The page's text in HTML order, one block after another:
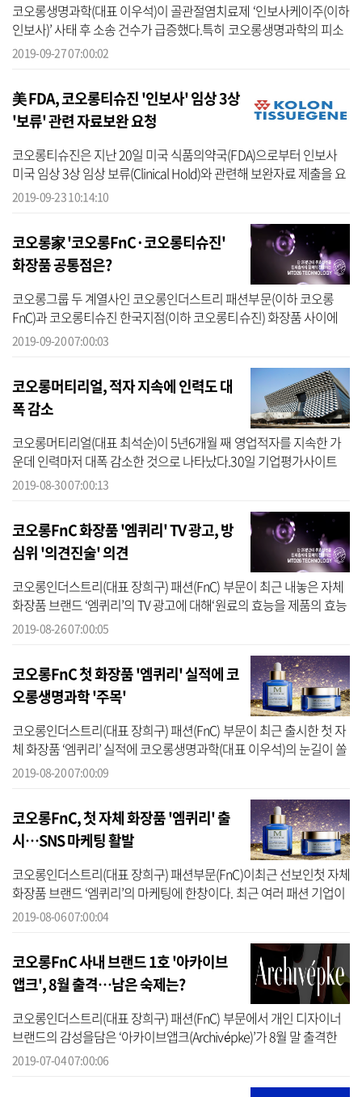
코오롱생명과학(대표 이우석)이 골관절염치료제 ‘인보사케이주(이하
인보사)’ 사태 후 소송 건수가 급증했다.특히 코오롱생명과학의 피소
건수 14건 중 13건(92.9%)이 인보사 관련 소송인 것으로 파악됐다.26
2019-09-27 07:00:02
美 FDA, 코오롱티슈진 '인보사' 임상 3상
'보류' 관련 자료보완 요청
코오롱티슈진은 지난 20일 미국 식품의약국(FDA)으로부터 인보사
미국 임상 3상 임상 보류(Clinical Hold)와 관련해 보완자료 제출을 요
청받았다고 23일 밝혔다. 이는 지난달 23일 코오롱티슈진이 제출한
2019-09-23 10:14:10
코오롱家 '코오롱FnC·코오롱티슈진'
화장품 공통점은?
코오롱그룹 두 계열사인 코오롱인더스트리 패션부문(이하 코오롱
FnC)과 코오롱티슈진 한국지점(이하 코오롱티슈진) 화장품 사이에
공통적으로 거대분자도메인(MTD) 기술이 접목된 것으로 확인됐다.
2019-09-20 07:00:03
코오롱머티리얼, 적자 지속에 인력도 대
폭 감소
코오롱머티리얼(대표 최석순)이 5년6개월 째 영업적자를 지속한 가
운데 인력마저 대폭 감소한 것으로 나타났다.30일 기업평가사이트
CEO스코어가 상반기 사업보고서를 제출한 공정거래위원회 지정 자
2019-08-30 07:00:13
코오롱FnC 화장품 '엠퀴리' TV 광고, 방
심위 '의견진술' 의견
코오롱인더스트리(대표 장희구) 패션(FnC) 부문이 최근 내놓은 자체
화장품 브랜드 ‘엠퀴리’의 TV 광고에 대해‘원료의 효능을 제품의 효능
으로 오인하게 했다’는 지적이 제기됐다.26일 방송통신심의위원회에
2019-08-26 07:00:05
코오롱FnC 첫 화장품 '엠퀴리' 실적에 코
오롱생명과학 '주목'
코오롱인더스트리(대표 장희구) 패션(FnC) 부문이 최근 출시한 첫 자
체 화장품 ‘엠퀴리’ 실적에 코오롱생명과학(대표 이우석)의 눈길이 쏠
리고 있다. 엠퀴리에 들어간 핵심 기술 원료를 코오롱생명과학이 공
2019-08-20 07:00:09
코오롱FnC, 첫 자체 화장품 '엠퀴리' 출
시…SNS 마케팅 활발
코오롱인더스트리(대표 장희구) 패션부문(FnC)이최근 선보인첫 자체
화장품 브랜드 ‘엠퀴리’의 마케팅에 한창이다. 최근 여러 패션 기업이
화장품 시장에 진출해 성과를 올리자 이에 영향을 받은 것으로 분석
2019-08-06 07:00:04
코오롱FnC 사내 브랜드 1호 '아카이브
앱크', 8월 출격…남은 숙제는?
코오롱인더스트리(대표 장희구) 패션(FnC) 부문에서 개인 디자이너
브랜드의 감성을담은 ‘아카이브앱크(Archivépke)’가 8월 말 출격한
다. 아카이브앱크는 다른브랜드를 자사 브랜드로 인수한 것이 아닌
2019-07-04 07:00:06